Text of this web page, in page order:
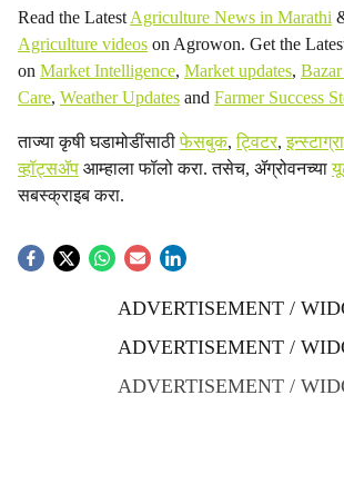
Read the Latest Agriculture News in Marathi
Agriculture videos on Agrowon. Get the
on Market Intelligence, Market updates,
Care, Weather Updates and Farmer Success
ताज्या कृषी घडामोडींसाठीफेसबुक,ट्विटर,
व्हॉट्सॲप आम्हाला फॉलो करा. तसेच, ॲग्रोवनच्या
सबस्क्राइब करा.
ADVERTISEMENT /
ADVERTISEMENT /
ADVERTISEMENT /